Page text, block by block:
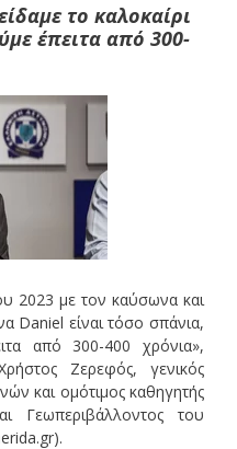
το καλοκαίρι
έπειτα από 300-
2023 με τον καύσωνα και
Daniel είναι τόσο σπάνια,
από 300-400 χρόνια»,
Ζερεφός, γενικός
και ομότιμος καθηγητής
Γεωπεριβάλλοντος του